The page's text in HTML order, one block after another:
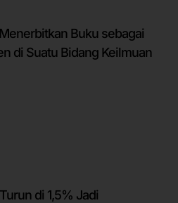
Buku sebagai
di Suatu Bidang Keilmuan
di 1,5% Jadi